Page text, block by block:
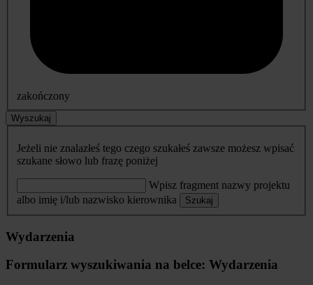
zakończony
Wyszukaj
Jeżeli nie znalazłeś tego czego szukałeś zawsze możesz wpisać
szukane słowo lub frazę poniżej
Wpisz fragment nazwy projektu
albo imię i/lub nazwisko kierownika
Szukaj
Wydarzenia
Formularz wyszukiwania na belce: Wydarzenia